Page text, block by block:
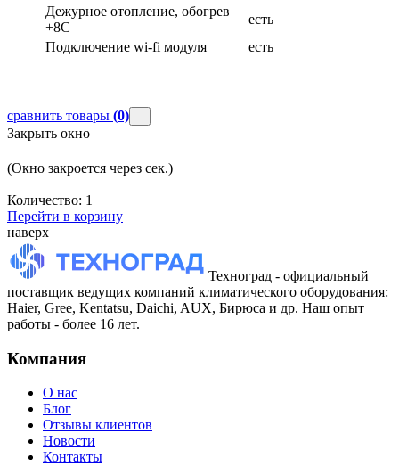
Дежурное отопление, обогрев
+8С
есть
Подключение wi-fi модуля
есть
сравнить товары (0)
Закрыть окно
(Окно закроется через сек.)
Количество: 1
Перейти в корзину
наверх
Техноград - официальный
поставщик ведущих компаний климатического оборудования:
Haier, Gree, Kentatsu, Daichi, AUX, Бирюса и др. Наш опыт
работы - более 16 лет.
Компания
О нас
Блог
Отзывы клиентов
Новости
Контакты